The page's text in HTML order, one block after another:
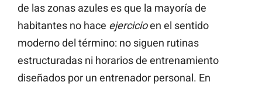
de las zonas azules es que la mayoría de
habitantes no hace ejercicioen el sentido
moderno del término: no siguen rutinas
estructuradas ni horarios de entrenamiento
diseñados por un entrenador personal. En